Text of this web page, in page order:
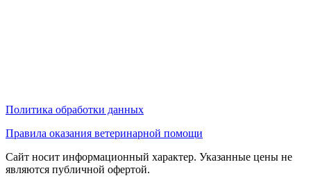
Политика обработки данных
Правила оказания ветеринарной помощи
Сайт носит информационный характер. Указанные цены не
являются публичной офертой.